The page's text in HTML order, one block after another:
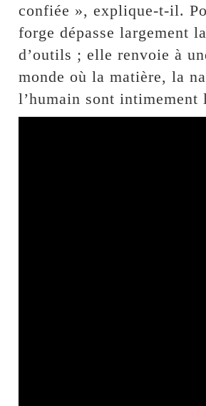
confiée », explique-t-il.
forge dépasse largement
d’outils ; elle renvoie à
monde où la matière, la
l’humain sont intimement